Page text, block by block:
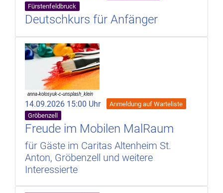
Fürstenfeldbruck
Deutschkurs für Anfänger
14.09.2026 15:00 Uhr
Anmeldung auf Warteliste
Gröbenzell
Freude im Mobilen MalRaum
für Gäste im Caritas Altenheim St.
Anton, Gröbenzell und weitere
Interessierte